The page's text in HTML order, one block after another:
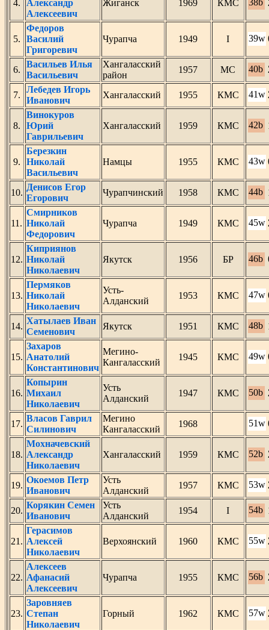
4.
Александр
Алексеевич
Жиганск 1969 КМС 38b
5.
Федоров
Василий
Григоревич
Чурапча 1949 I 39w
6.
Васильев Илья
Васильевич
Хангаласский
район
1957 МС 40b
7.
Лебедев Игорь
Иванович
Хангаласский 1955 КМС 41w
8.
Винокуров
Юрий
Гаврильевич
Хангаласский 1959 КМС 42b
9.
Березкин
Николай
Васильевич
Намцы 1955 КМС 43w
10.
Денисов Егор
Егорович
Чурапчинский 1958 КМС 44b
11.
Смирников
Николай
Федорович
Чурапча 1949 КМС 45w
12.
Киприянов
Николай
Николаевич
Якутск 1956 БР 46b
13.
Пермяков
Николай
Николаевич
Усть-
Алданский
1953 КМС 47w
14.
Хатылаев Иван
Семенович
Якутск 1951 КМС 48b
15.
Захаров
Анатолий
Константинович
Мегино-
Кангаласский
1945 КМС 49w
16.
Копырин
Михаил
Николаевич
Усть
Алданский
1947 КМС 50b
17.
Власов Гаврил
Силинович
Мегино
Кангаласский
1968 51w
18.
Мохначевский
Александр
Николаевич
Хангаласский 1959 КМС 52b
19.
Окоемов Петр
Иванович
Усть
Алданский
1957 КМС 53w
20.
Корякин Семен
Иванович
Усть
Алданский
1954 I 54b
21.
Герасимов
Алексей
Николаевич
Верхоянский 1960 КМС 55w
22.
Алексеев
Афанасий
Алексеевич
Чурапча 1955 КМС 56b
23.
Заровняев
Степан
Николаевич
Горный 1962 КМС 57w